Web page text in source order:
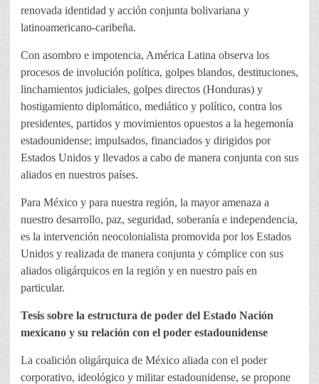
renovada identidad y acción conjunta bolivariana y
latinoamericano-caribeña.
Con asombro e impotencia, América Latina observa los
procesos de involución política, golpes blandos, destituciones,
linchamientos judiciales, golpes directos (Honduras) y
hostigamiento diplomático, mediático y político, contra los
presidentes, partidos y movimientos opuestos a la hegemonía
estadounidense; impulsados, financiados y dirigidos por
Estados Unidos y llevados a cabo de manera conjunta con sus
aliados en nuestros países.
Para México y para nuestra región, la mayor amenaza a
nuestro desarrollo, paz, seguridad, soberanía e independencia,
es la intervención neocolonialista promovida por los Estados
Unidos y realizada de manera conjunta y cómplice con sus
aliados oligárquicos en la región y en nuestro país en
particular.
Tesis sobre la estructura de poder del Estado Nación
mexicano y su relación con el poder estadounidense
La coalición oligárquica de México aliada con el poder
corporativo, ideológico y militar estadounidense, se propone